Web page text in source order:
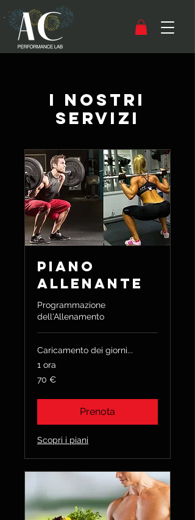
I nostri
servizi
Piano
Allenante
Programmazione
dell'Allenamento
Caricamento dei giorni...
1 ora
euro
70 €
Prenota
Scopri i piani